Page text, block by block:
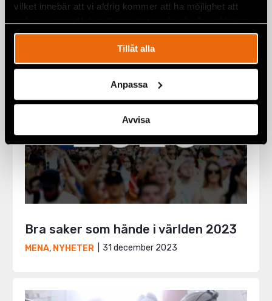
vilket innebär att vi aldrig kommer att ha möjlighet att
spåra en specifik besökares beteende på vår webbplats.
Tillåt alla
Anpassa
Avvisa
EUROPA,MENA ,NYHETER 27 februari 2024
Bra saker som hände i världen 2023
MENA, NYHETER 31 december 2023